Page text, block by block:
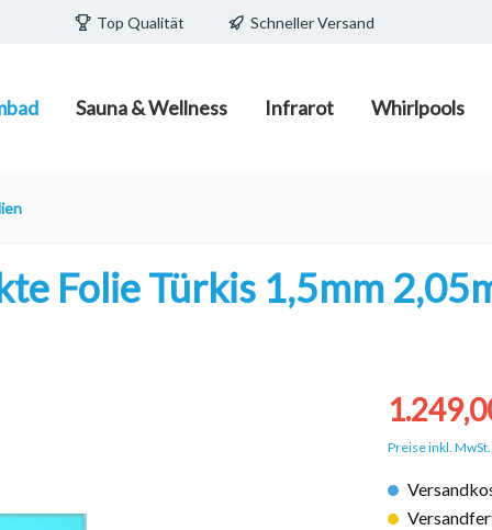
Top Qualität Schneller Versand
Sauna & Wellness Infrarot Whirlpools
Pools
Becken
Poolreiniger und Zubehör
zum Schlafen
Folie Türkis 1,5mm
Preise inkl.